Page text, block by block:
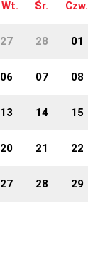
Wt. Śr. Czw.
27 28 01
06 07 08
13 14 15
20 21 22
27 28 29